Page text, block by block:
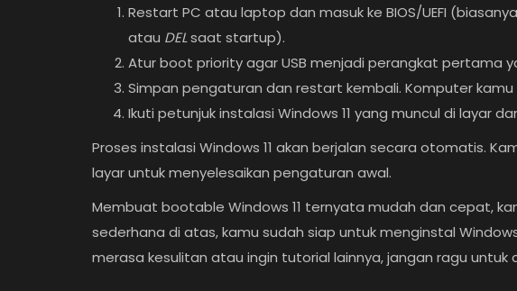
Restart PC atau laptop dan masuk ke BIOS/UEFI
atau DELsaat startup).
Atur boot priority agar USB menjadi perangkat pertama
Simpan pengaturan dan restart kembali. Komputer kamu
Ikuti petunjuk instalasi Windows 11 yang muncul di layar
Proses instalasi Windows 11 akan berjalan secara otomatis.
layar untuk menyelesaikan pengaturan awal.
Membuat bootable Windows 11 ternyata mudah dan cepat,
sederhana di atas, kamu sudah siap untuk menginstal
merasa kesulitan atau ingin tutorial lainnya, jangan ragu untuk